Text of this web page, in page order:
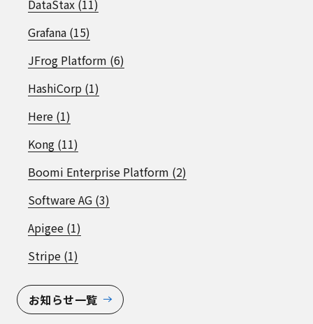
DataStax (11)
Grafana (15)
JFrog Platform (6)
HashiCorp (1)
Here (1)
Kong (11)
Boomi Enterprise Platform (2)
Software AG (3)
Apigee (1)
Stripe (1)
お知らせ一覧